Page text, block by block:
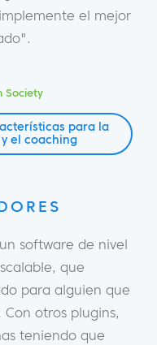
el mejor
Society
para la
el coaching
software de nivel
que
para alguien que
otros plugins,
teniendo que